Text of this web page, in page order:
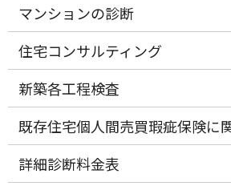
マンションの診断
住宅コンサルティング
新築各工程検査
既存住宅個人間売買瑕疵保険に
詳細診断料金表